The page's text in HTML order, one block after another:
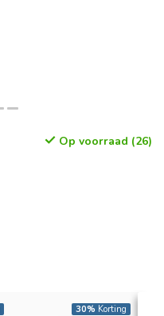
Op voorraad (26)
30% Korting